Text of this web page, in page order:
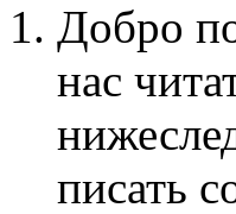
Добро
нас
писать